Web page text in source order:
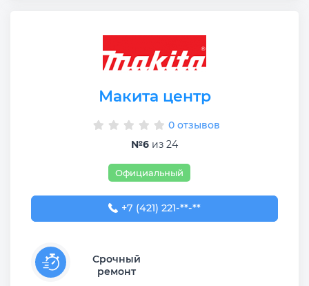
Макита центр
0 отзывов
№6 из 24
Официальный
+7 (421) 221-82-83
+7 (421) 221-**-**
Срочный
ремонт